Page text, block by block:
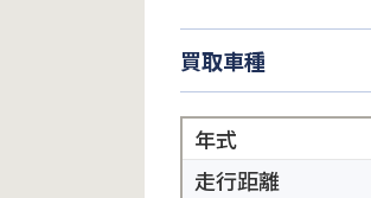
買取車種
年式
走行距離